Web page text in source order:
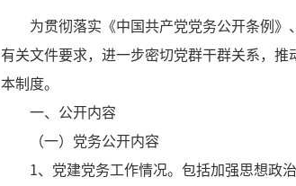
为贯彻落实《中国共产党党务公开条例
有关文件要求，进一步密切党群干群关系，
本制度。
一、公开内容
（一）党务公开内容
1、党建党务工作情况。包括加强思想政